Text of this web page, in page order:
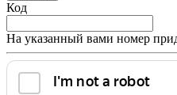
Код
На указанный вами номер